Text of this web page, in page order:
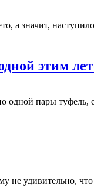
а значит,
этим
одной пары
не удивительно,